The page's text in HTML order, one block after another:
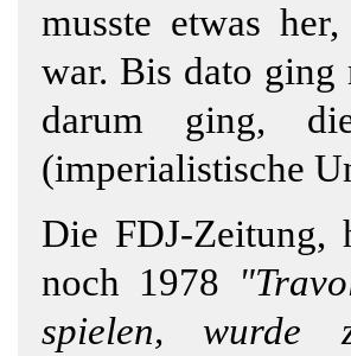
musste etwas
war. Bis dato ging
darum ging,
(imperialistische
Die FDJ-Zeitung,
noch 1978
spielen, wurde